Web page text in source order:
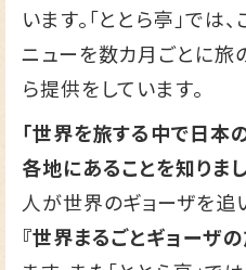
います。「ととら亭」では
ニューを数カ月ごとに旅
ら提供をしています。
「世界を旅する中で日
各地にあることを知りまし
人が世界のギョーザを
『世界まるごとギョーザの